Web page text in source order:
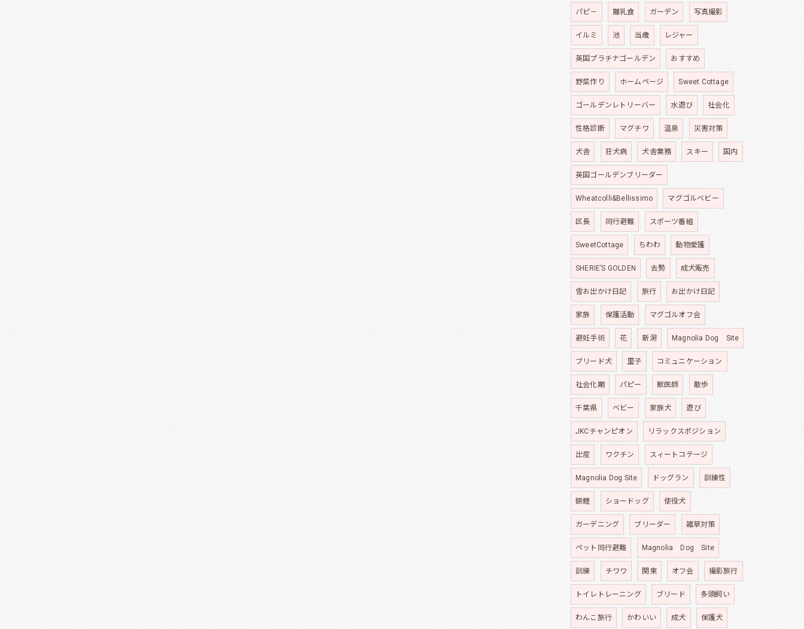
パピ－ 離乳食 ガーデン 写真撮影
イルミ 池 当歳 レジャー
英国プラチナゴールデン おすすめ
野菜作り ホームページ Sweet Cottage
ゴールデンレトリーバー 水遊び 社会化
性格診断 マグチワ 温泉 災害対策
犬舎 狂犬病 犬舎業務 スキー 国内
英国ゴールデンブリーダー
Wheatcolli&Bellissimo マグゴルベビー
区長 同行避難 スポーツ番組
SweetCottage ちわわ 動物愛護
SHERIE’S GOLDEN 去勢 成犬販売
雪お出かけ日記 旅行 お出かけ日記
家族 保護活動 マグゴルオフ会
避妊手術 花 新潟 Magnolia Dog Site
ブリード犬 里子 コミュニケーション
社会化期 パピー 獣医師 散歩
千葉県 ベビー 家族犬 遊び
JKCチャンピオン リラックスポジション
出産 ワクチン スィートコテージ
Magnolia Dog Site ドッグラン 訓練性
錦鯉 ショードッグ 使役犬
ガーデニング ブリーダー 雑草対策
ペット同行避難 Magnolia Dog Site
訓練 チワワ 関東 オフ会 撮影旅行
トイレトレーニング ブリード 多頭飼い
わんこ旅行 かわいい 成犬 保護犬